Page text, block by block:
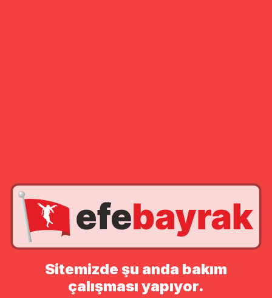
Sitemizde şu anda bakım
çalışması yapıyor.